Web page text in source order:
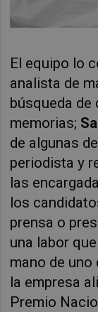
El equipo lo
analista de
búsqueda
memorias;
de algunas
periodista y
las
los
prensa o
una labor
mano de
la empresa
Premio